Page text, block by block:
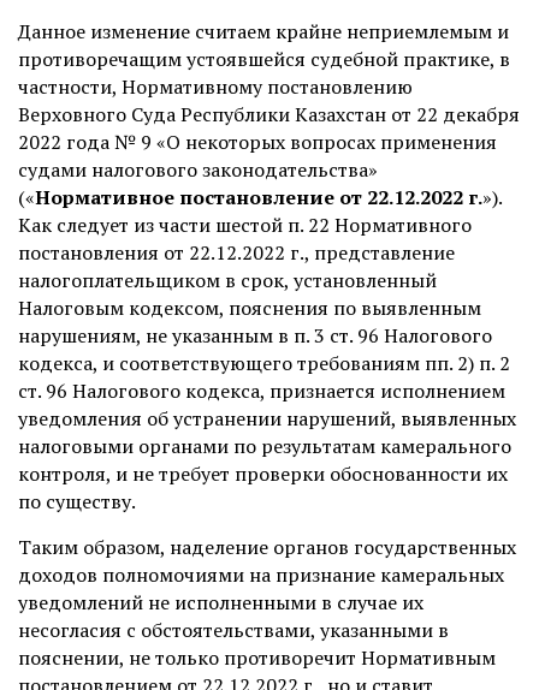
Данное изменение считаем крайне неприемлемым и
противоречащим устоявшейся судебной практике, в
частности, Нормативному постановлению
Верховного Суда Республики Казахстан от 22 декабря
2022 года № 9 «О некоторых вопросах применения
судами налогового законодательства»
(«Нормативное постановление от 22.12.2022 г.»).
Как следует из части шестой п. 22 Нормативного
постановления от 22.12.2022 г., представление
налогоплательщиком в срок, установленный
Налоговым кодексом, пояснения по выявленным
нарушениям, не указанным в п. 3 ст. 96 Налогового
кодекса, и соответствующего требованиям пп. 2) п. 2
ст. 96 Налогового кодекса, признается исполнением
уведомления об устранении нарушений, выявленных
налоговыми органами по результатам камерального
контроля, и не требует проверки обоснованности их
по существу.
Таким образом, наделение органов государственных
доходов полномочиями на признание камеральных
уведомлений не исполненными в случае их
несогласия с обстоятельствами, указанными в
пояснении, не только противоречит Нормативным